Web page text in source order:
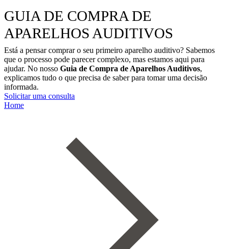
GUIA DE COMPRA DE
APARELHOS AUDITIVOS​​
Está a pensar comprar o seu primeiro aparelho auditivo? Sabemos
que o processo pode parecer complexo, mas estamos aqui para
ajudar. No nosso Guia de Compra de Aparelhos Auditivos,
explicamos tudo o que precisa de saber para tomar uma decisão
informada.
Solicitar uma consulta
Home